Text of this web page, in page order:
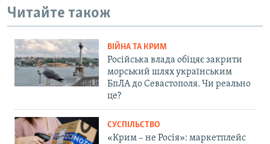
Читайте також
ВІЙНА ТА КРИМ
Російська влада обіцяє закрити
морський шлях українським
БпЛА до Севастополя. Чи реально
це?
СУСПІЛЬСТВО
«Крим – не Росія»: маркетплейс